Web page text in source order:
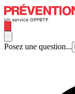
Posez une question...